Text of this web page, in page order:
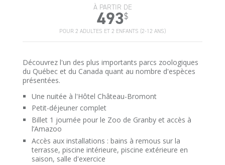
À PARTIR DE
493$
POUR 2 ADULTES ET 2 ENFANTS (2-12 ANS)
Découvrez l'un des plus importants parcs zoologiques
du Québec et du Canada quant au nombre d'espèces
présentées.
Une nuitée à l'Hôtel Château-Bromont
Petit-déjeuner complet
Billet 1 journée pour le Zoo de Granby et accès à
l’Amazoo
Accès aux installations : bains à remous sur la
terrasse, piscine intérieure, piscine extérieure en
saison, salle d'exercice